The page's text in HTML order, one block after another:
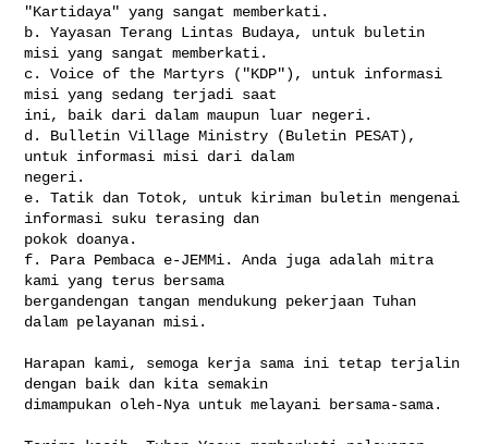
"Kartidaya" yang sangat memberkati.
b. Yayasan Terang Lintas Budaya, untuk buletin
misi yang sangat memberkati.
c. Voice of the Martyrs ("KDP"), untuk informasi
misi yang sedang terjadi saat
ini, baik dari dalam maupun luar negeri.
d. Bulletin Village Ministry (Buletin PESAT),
untuk informasi misi dari dalam
negeri.
e. Tatik dan Totok, untuk kiriman buletin mengenai
informasi suku terasing dan
pokok doanya.
f. Para Pembaca e-JEMMi. Anda juga adalah mitra
kami yang terus bersama
bergandengan tangan mendukung pekerjaan Tuhan
dalam pelayanan misi.
Harapan kami, semoga kerja sama ini tetap terjalin
dengan baik dan kita semakin
dimampukan oleh-Nya untuk melayani bersama-sama.